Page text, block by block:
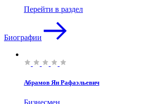
Перейти в раздел
Биографии
Абрамов Ян Рафаэльевич
Бизнесмен